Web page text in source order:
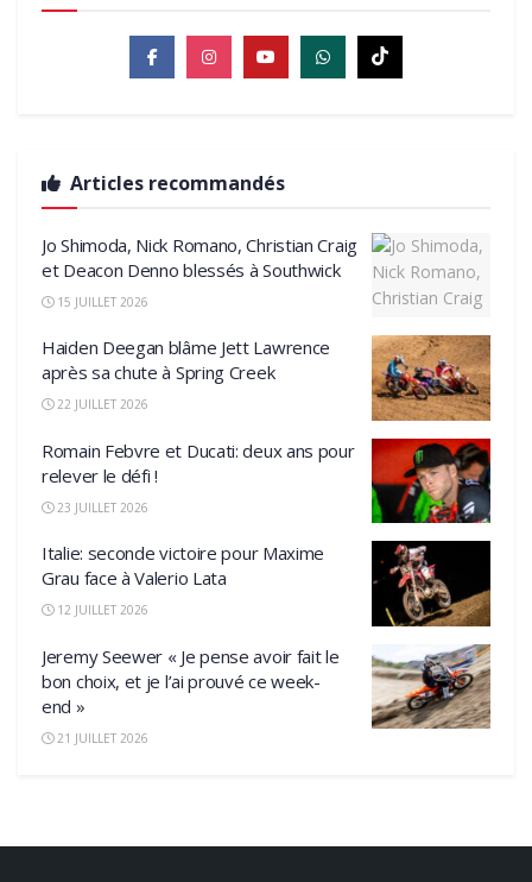
Articles recommandés
Jo Shimoda, Nick Romano, Christian Craig
et Deacon Denno blessés à Southwick
15 JUILLET 2026
Haiden Deegan blâme Jett Lawrence
après sa chute à Spring Creek
22 JUILLET 2026
Romain Febvre et Ducati: deux ans pour
relever le défi !
23 JUILLET 2026
Italie: seconde victoire pour Maxime
Grau face à Valerio Lata
12 JUILLET 2026
Jeremy Seewer « Je pense avoir fait le
bon choix, et je l’ai prouvé ce week-
end »
21 JUILLET 2026